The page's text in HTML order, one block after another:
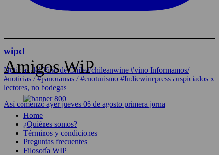
wipcl
Noticias del Vino de Chile/#chileanwine #vino Informamos/
#noticias / #panoramas / #enoturismo #Indiewinepress auspiciados x
lectores, no bodegas
Así comenzó ayer jueves 06 de agosto primera jorna
Amigos WiP
Home
¿Quiénes somos?
Términos y condiciones
Preguntas frecuentes
Filosofía WIP